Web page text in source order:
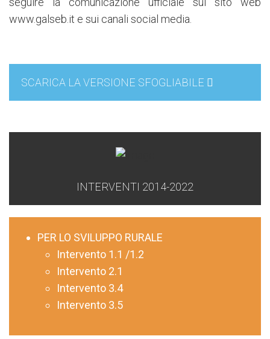
www.galseb.it e sui canali social media.
SCARICA LA VERSIONE SFOGLIABILE
INTERVENTI 2014-2022
PER LO SVILUPPO RURALE
Intervento 1.1 /1.2
Intervento 2.1
Intervento 3.4
Intervento 3.5